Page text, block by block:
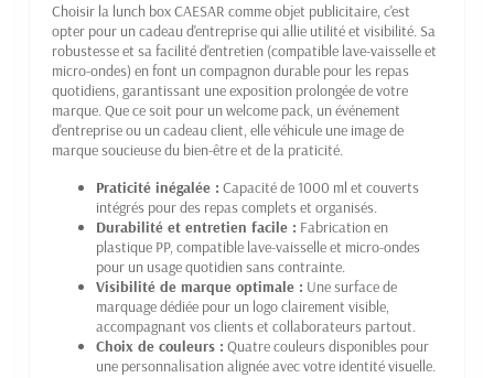
Choisir la lunch box CAESAR comme objet publicitaire, c'est
opter pour un cadeau d'entreprise qui allie utilité et visibilité. Sa
robustesse et sa facilité d'entretien (compatible lave-vaisselle et
micro-ondes) en font un compagnon durable pour les repas
quotidiens, garantissant une exposition prolongée de votre
marque. Que ce soit pour un welcome pack, un événement
d'entreprise ou un cadeau client, elle véhicule une image de
marque soucieuse du bien-être et de la praticité.
Praticité inégalée : Capacité de 1000 ml et couverts
intégrés pour des repas complets et organisés.
Durabilité et entretien facile : Fabrication en
plastique PP, compatible lave-vaisselle et micro-ondes
pour un usage quotidien sans contrainte.
Visibilité de marque optimale : Une surface de
marquage dédiée pour un logo clairement visible,
accompagnant vos clients et collaborateurs partout.
Choix de couleurs : Quatre couleurs disponibles pour
une personnalisation alignée avec votre identité visuelle.